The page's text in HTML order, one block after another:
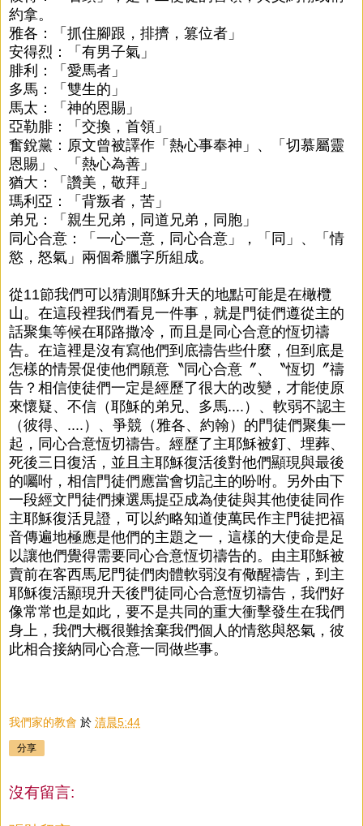
約拿。
雅各：「抓住腳跟，排擠，篡位者」
安得烈：「有男子氣」
腓利：「愛馬者」
多馬：「雙生的」
馬太：「神的恩賜」
亞勒腓：「交換，首領」
奮銳黨：原文曾被譯作「熱心事奉神」、「切慕屬靈
恩賜」、「熱心為善」
猶大：「讚美，敬拜」
瑪利亞：「背叛者，苦」
弟兄：「親生兄弟，同道兄弟，同胞」
同心合意：「一心一意，同心合意」，「同」、「情
慾，怒氣」兩個希臘字所組成。
從11節我們可以猜測耶穌升天的地點可能是在橄欖
山。在這段裡我們看見一件事，就是門徒們遵從主的
話聚集等候在耶路撒冷，而且是同心合意的恆切禱
告。在這裡是沒有寫他們到底禱告些什麼，但到底是
怎樣的情景促使他們願意〝同心合意〞、〝恆切〞禱
告？相信使徒們一定是經歷了很大的改變，才能使原
來懷疑、不信（耶穌的弟兄、多馬....）、軟弱不認主
（彼得、....）、爭競（雅各、約翰）的門徒們聚集一
起，同心合意恆切禱告。經歷了主耶穌被釘、埋葬、
死後三日復活，並且主耶穌復活後對他們顯現與最後
的囑咐，相信門徒們應當會切記主的吩咐。另外由下
一段經文門徒們揀選馬提亞成為使徒與其他使徒同作
主耶穌復活見證，可以約略知道使萬民作主門徒把福
音傳遍地極應是他們的主題之一，這樣的大使命是足
以讓他們覺得需要同心合意恆切禱告的。由主耶穌被
賣前在客西馬尼門徒們肉體軟弱沒有儆醒禱告，到主
耶穌復活顯現升天後門徒同心合意恆切禱告，我們好
像常常也是如此，要不是共同的重大衝擊發生在我們
身上，我們大概很難捨棄我們個人的情慾與怒氣，彼
此相合接納同心合意一同做些事。
我們家的教會 於 清晨5:44
分享
沒有留言: